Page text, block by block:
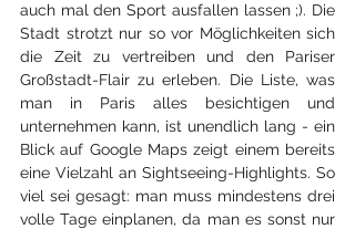
auch mal den Sport ausfallen lassen ;). Die
Stadt strotzt nur so vor Möglichkeiten sich
die Zeit zu vertreiben und den Pariser
Großstadt-Flair zu erleben. Die Liste, was
man in Paris alles besichtigen und
unternehmen kann, ist unendlich lang - ein
Blick auf Google Maps zeigt einem bereits
eine Vielzahl an Sightseeing-Highlights. So
viel sei gesagt: man muss mindestens drei
volle Tage einplanen, da man es sonst nur